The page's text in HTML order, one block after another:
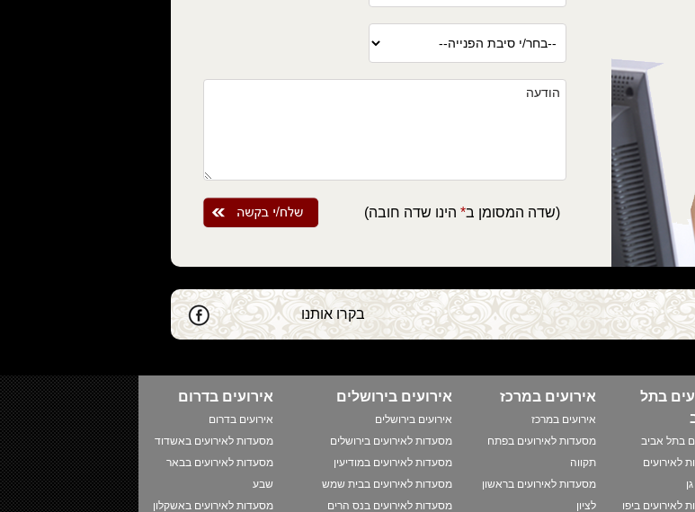
(שדה המסומן ב*הינו שדה חובה)
בקרו אותנו
בתל
בתל אביב
לאירועים
לאירועים ביפו
אירועים במרכז
אירועים במרכז
מסעדות לאירועים בפתח
תקווה
מסעדות לאירועים בראשון
לציון
אירועים בירושלים
אירועים בירושלים
מסעדות לאירועים בירושלים
מסעדות לאירועים במודיעין
מסעדות לאירועים בבית שמש
מסעדות לאירועים בנס הרים
אירועים בדרום
אירועים בדרום
מסעדות לאירועים באשדוד
מסעדות לאירועים בבאר
שבע
מסעדות לאירועים באשקלון